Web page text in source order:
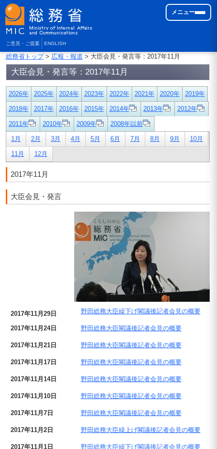
ご意見・ご提案 ENGLISH
メニュー
総務省トップ> 広報・報道 > 大臣会見・発言等：2017年11月
大臣会見・発言等：2017年11月
2026年 2025年 2024年 2023年 2022年 2021年 2020年 2019年
2018年 2017年 2016年 2015年 2014年 2013年 2012年
2011年 2010年 2009年 2008年以前
1月 2月 3月 4月 5月 6月 7月 8月 9月 10月
11月 12月
2017年11月
大臣会見・発言
2017年11月29日 野田総務大臣繰下げ閣議後記者会見の概要
2017年11月24日 野田総務大臣閣議後記者会見の概要
2017年11月21日 野田総務大臣閣議後記者会見の概要
2017年11月17日 野田総務大臣閣議後記者会見の概要
2017年11月14日 野田総務大臣閣議後記者会見の概要
2017年11月10日 野田総務大臣閣議後記者会見の概要
2017年11月7日 野田総務大臣閣議後記者会見の概要
2017年11月2日 野田総務大臣繰上げ閣議後記者会見の概要
2017年11月1日 野田総務大臣繰下げ閣議後記者会見の概要